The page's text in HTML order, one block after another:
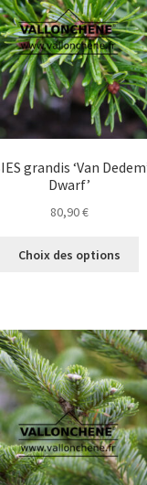
grandis ‘Van
Dwarf’
80,90€
Choix des options
la